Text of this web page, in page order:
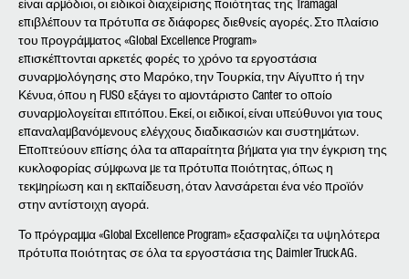
είναι αρμόδιοι, οι ειδικοί διαχείρισης ποιότητας της Tramagal
επιβλέπουν τα πρότυπα σε διάφορες διεθνείς αγορές. Στο πλαίσιο
του προγράμματος «Global Excellence Program»
επισκέπτονται αρκετές φορές το χρόνο τα εργοστάσια
συναρμολόγησης στο Μαρόκο, την Τουρκία, την Αίγυπτο ή την
Κένυα, όπου η FUSO εξάγει το αμοντάριστο Canter το οποίο
συναρμολογείται επιτόπου. Εκεί, οι ειδικοί, είναι υπεύθυνοι για τους
επαναλαμβανόμενους ελέγχους διαδικασιών και συστημάτων.
Εποπτεύουν επίσης όλα τα απαραίτητα βήματα για την έγκριση της
κυκλοφορίας σύμφωνα με τα πρότυπα ποιότητας, όπως η
τεκμηρίωση και η εκπαίδευση, όταν λανσάρεται ένα νέο προϊόν
στην αντίστοιχη αγορά.
Το πρόγραμμα «Global Excellence Program» εξασφαλίζει τα υψηλότερα
πρότυπα ποιότητας σε όλα τα εργοστάσια της Daimler Truck AG.